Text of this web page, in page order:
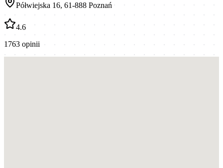
Półwiejska 16, 61-888 Poznań
4.6
1763 opinii